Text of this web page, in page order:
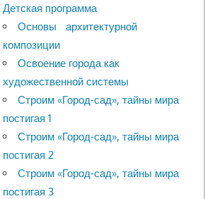
Детская программа
Основы архитектурной
композиции
Освоение города как
художественной системы
Строим «Город-сад», тайны мира
постигая 1
Строим «Город-сад», тайны мира
постигая 2
Строим «Город-сад», тайны мира
постигая 3